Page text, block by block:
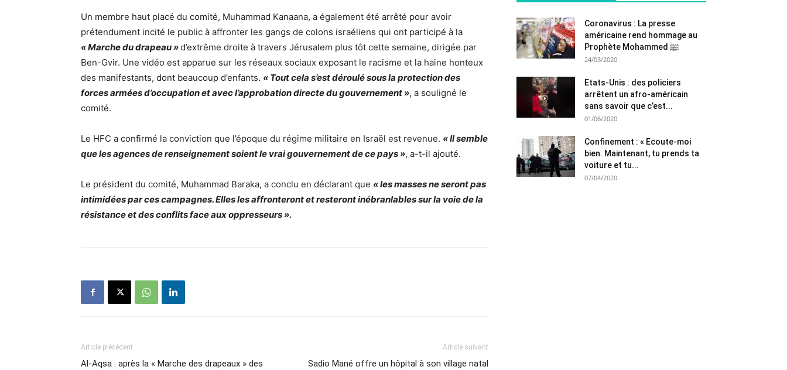
Un membre haut placé du comité, Muhammad Kanaana, a également été arrêté pour avoir
prétendument incité le public à affronter les gangs de colons israéliens qui ont participé à la
« Marche du drapeau »d’extrême droite à travers Jérusalem plus tôt cette semaine, dirigée par
Ben-Gvir. Une vidéo est apparue sur les réseaux sociaux exposant le racisme et la haine honteux
des manifestants, dont beaucoup d’enfants. « Tout cela s’est déroulé sous la protection des
forces armées d’occupation et avec l’approbation directe du gouvernement », a souligné le
comité.
Le HFC a confirmé la conviction que l’époque du régime militaire en Israël est revenue. « Il semble
que les agences de renseignement soient le vrai gouvernement de ce pays », a-t-il ajouté.
Le président du comité, Muhammad Baraka, a conclu en déclarant que « les masses ne seront pas
intimidées par ces campagnes. Elles les affronteront et resteront inébranlables sur la voie de la
résistance et des conflits face aux oppresseurs ».
Article précédent
Al-Aqsa : après la « Marche des drapeaux » des
Article suivant
Sadio Mané offre un hôpital à son village natal
Coronavirus : La presse
américaine rend hommage au
Prophète Mohammed ﷺ
24/03/2020
Etats-Unis : des policiers
arrêtent un afro-américain
sans savoir que c’est...
01/06/2020
Confinement : « Ecoute-moi
bien. Maintenant, tu prends ta
voiture et tu...
07/04/2020